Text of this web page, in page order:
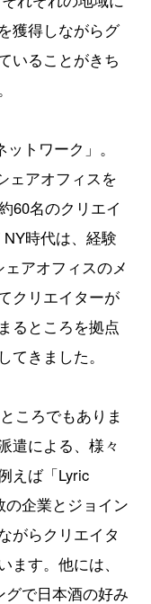
獲得しながらグ
いることがきち
トワーク」。
ェアオフィスを
60名のクリエイ
時代は、経験
アオフィスのメ
クリエイターが
るところを拠点
てきました。
ころでもありま
遣による、様々
えば「Lyric
の企業とジョイン
がらクリエイタ
す。他には、
で日本酒の好み